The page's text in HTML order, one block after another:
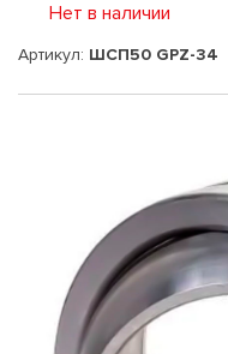
Нет в наличии
Артикул: ШСП50 GPZ-34